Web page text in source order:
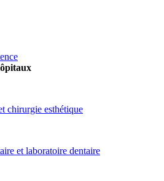
chirurgie esthétique
et laboratoire dentaire